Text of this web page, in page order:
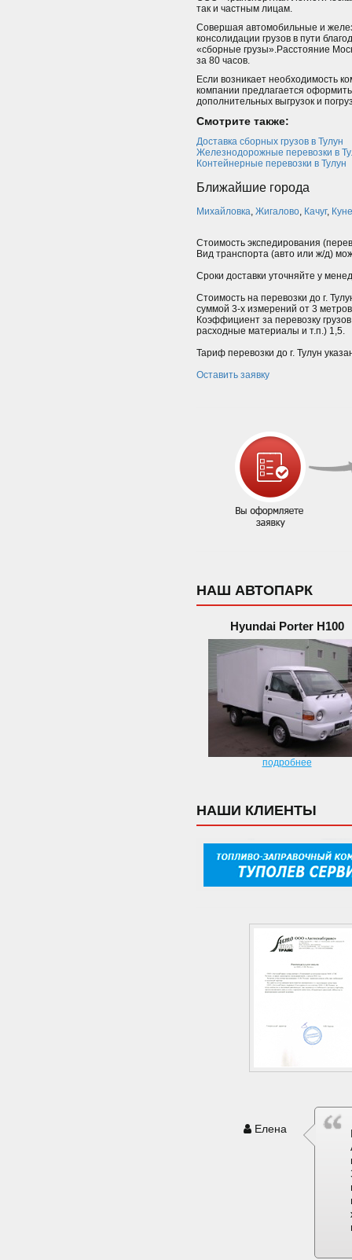
так и частным лицам.
Совершая автомобильные и
консолидации грузов в пути
«сборные грузы».Расстояние
за 80 часов.
Если возникает необходимость
компании предлагается
дополнительных выгрузок и
Смотрите также:
Доставка сборных грузов в Тулун
Железнодорожные перевозки в
Контейнерные перевозки в Тулун
Ближайшие города
Михайловка, Жигалово, Качуг,
Стоимость экспедирования
Вид транспорта (авто или ж/д)
Сроки доставки уточняйте у
Стоимость на перевозки до г.
суммой 3-х измерений от 3
Коэффициент за перевозку
расходные материалы и т.п.) 1,5.
Тариф перевозки до г. Тулун
Оставить заявку
НАШ АВТОПАРК
Hyundai Porter H100
подробнее
НАШИ КЛИЕНТЫ
Елена